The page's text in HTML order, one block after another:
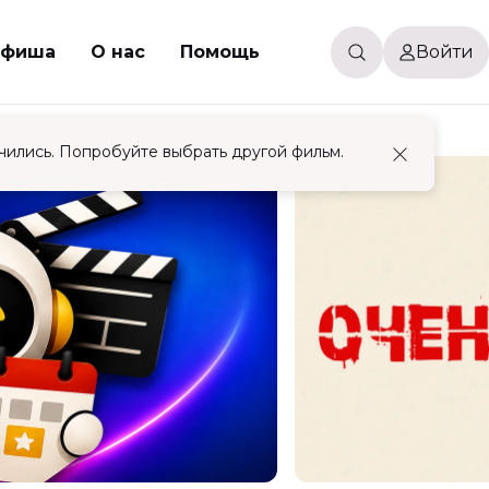
О нас Помощь Войти
Попробуйте выбрать другой фильм.